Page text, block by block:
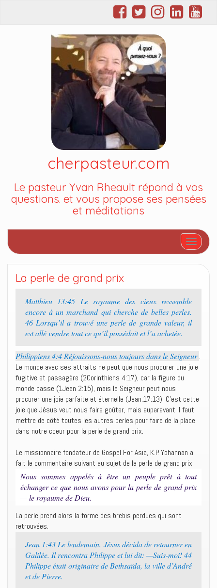
cherpasteur.com
Le pasteur Yvan Rheault répond à vos
questions. et vous propose ses pensées
et méditations
Afficher/
La perle de grand prix
Matthieu 13:45 Le royaume des cieux ressemble
encore à un marchand qui cherche de belles perles.
46 Lorsqu’il a trouvé une perle de grande valeur, il
est allé vendre tout ce qu’il possédait et l’a achetée.
Philippiens 4:4 Réjouissons-nous toujours dans le Seigneur.
Le monde avec ses attraits ne peut que nous procurer une joie
fugitive et passagère (2Corinthiens 4:17), car la figure du
monde passe (1Jean 2:15), mais le Seigneur peut nous
procurer une joie parfaite et éternelle (Jean.17:13). C’est cette
joie que Jésus veut nous faire goûter, mais auparavant il faut
mettre de côté toutes les autres perles pour faire de la place
dans notre coeur pour la perle de grand prix.
Le missionnaire fondateur de Gospel For Asia, K.P. Yohannan a
fait le commentaire suivant au sujet de la perle de grand prix.
Nous sommes appelés à être un peuple prêt à tout
échanger ce que nous avons pour la perle de grand prix
— le royaume de Dieu.
La perle prend alors la forme des brebis perdues qui sont
retrouvées.
Jean 1:43 Le lendemain, Jésus décida de retourner en
Galilée. Il rencontra Philippe et lui dit: —Suis-moi! 44
Philippe était originaire de Bethsaïda, la ville d’André
et de Pierre.